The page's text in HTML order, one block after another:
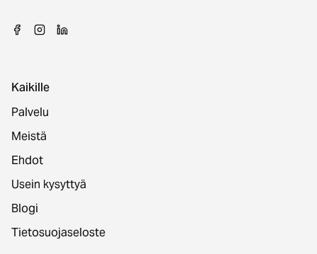
Kaikille
Palvelu
Meistä
Ehdot
Usein kysyttyä
Blogi
Tietosuojaseloste